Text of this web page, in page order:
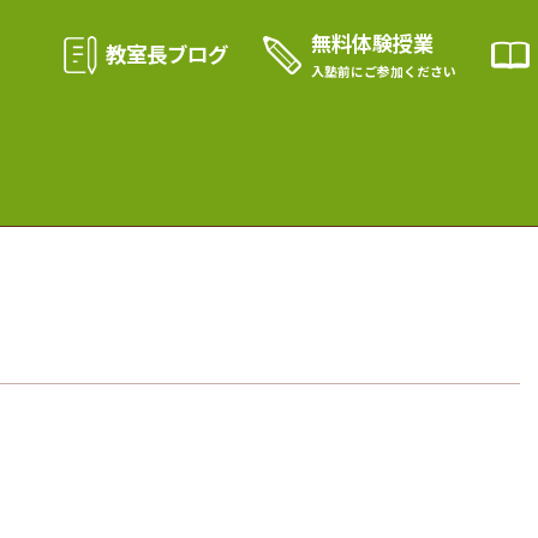
教室長ブログ 無料体験授業
入塾前にご参加ください